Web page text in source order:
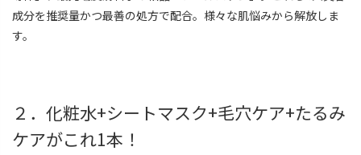
成分を推奨量かつ最善の処方で配合。様々な肌悩みから解放しま
す。
２．化粧水+シートマスク+毛穴ケア+たるみ
ケアがこれ1本！